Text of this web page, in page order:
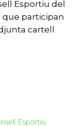
Esportiu del
que participan
cartell